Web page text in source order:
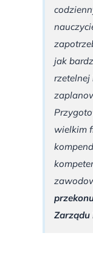
jak
rzetelnej
wielkim
Zarządu